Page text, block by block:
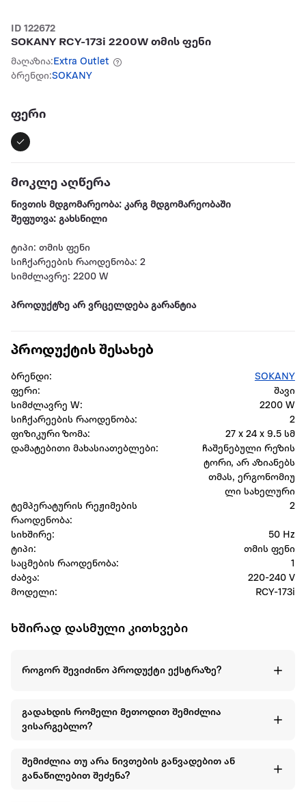
ID 122672
SOKANY RCY-173i 2200W თმის ფენი
მაღაზია:Extra Outlet
ბრენდი:SOKANY
ფერი
მოკლე აღწერა
ნივთის მდგომარეობა: კარგ მდგომარეობაში
შეფუთვა: გახსნილი
ტიპი: თმის ფენი
სიჩქარეების რაოდენობა: 2
სიმძლავრე: 2200 W
პროდუქტზე არ ვრცელდება გარანტია
პროდუქტის შესახებ
ბრენდი:
SOKANY
ფერი:
შავი
სიმძლავრე W:
2200 W
სიჩქარეების რაოდენობა:
2
ფიზიკური ზომა:
27 x 24 x 9.5 სმ
დამატებითი მახასიათებლები:
ჩაშენებული რეზის
ტორი, არ აზიანებს
თმას, ერგონომიუ
ლი სახელური
ტემპერატურის რეჟიმების
რაოდენობა:
2
სიხშირე:
50 Hz
ტიპი:
თმის ფენი
საცმების რაოდენობა:
1
ძაბვა:
220-240 V
მოდელი:
RCY-173i
ხშირად დასმული კითხვები
როგორ შევიძინო პროდუქტი ექსტრაზე?
გადახდის რომელი მეთოდით შემიძლია
ვისარგებლო?
შემიძლია თუ არა ნივთების განვადებით ან
განაწილებით შეძენა?